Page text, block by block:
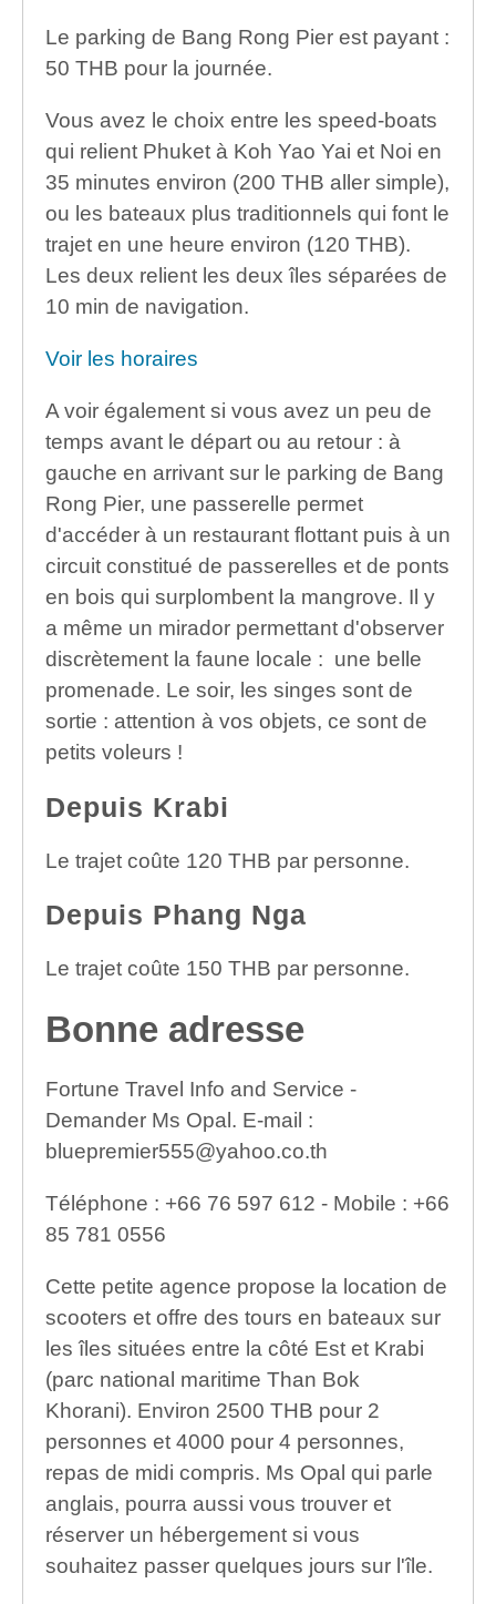
Le parking de Bang Rong Pier est payant :
50 THB pour la journée.
Vous avez le choix entre les speed-boats
qui relient Phuket à Koh Yao Yai et Noi en
35 minutes environ (200 THB aller simple),
ou les bateaux plus traditionnels qui font le
trajet en une heure environ (120 THB).
Les deux relient les deux îles séparées de
10 min de navigation.
Voir les horaires
A voir également si vous avez un peu de
temps avant le départ ou au retour : à
gauche en arrivant sur le parking de Bang
Rong Pier, une passerelle permet
d'accéder à un restaurant flottant puis à un
circuit constitué de passerelles et de ponts
en bois qui surplombent la mangrove. Il y
a même un mirador permettant d'observer
discrètement la faune locale : une belle
promenade. Le soir, les singes sont de
sortie : attention à vos objets, ce sont de
petits voleurs !
Depuis Krabi
Le trajet coûte 120 THB par personne.
Depuis Phang Nga
Le trajet coûte 150 THB par personne.
Bonne adresse
Fortune Travel Info and Service -
Demander Ms Opal. E-mail :
bluepremier555@yahoo.co.th
Téléphone : +66 76 597 612 - Mobile : +66
85 781 0556
Cette petite agence propose la location de
scooters et offre des tours en bateaux sur
les îles situées entre la côté Est et Krabi
(parc national maritime Than Bok
Khorani). Environ 2500 THB pour 2
personnes et 4000 pour 4 personnes,
repas de midi compris. Ms Opal qui parle
anglais, pourra aussi vous trouver et
réserver un hébergement si vous
souhaitez passer quelques jours sur l'île.